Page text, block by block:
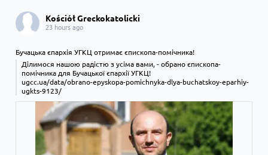
Kościół Greckokatolicki
23 hours ago
Бучацька єпархія УГКЦ отримає єпископа-помічника!
Ділимося нашою радістю з усіма вами, - обрано єпископа-
помічника для Бучацької єпархії УГКЦ!
ugcc.ua/data/obrano-epyskopa-pomichnyka-dlya-buchatskoy-eparhiy-
ugkts-9123/